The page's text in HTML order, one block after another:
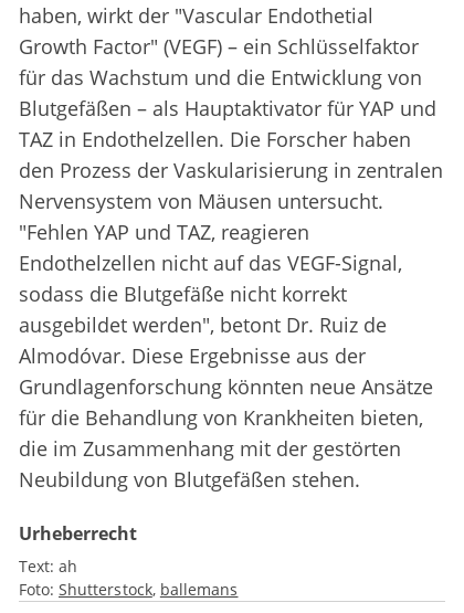
haben, wirkt der "Vascular Endothetial
Growth Factor" (VEGF) – ein Schlüsselfaktor
für das Wachstum und die Entwicklung von
Blutgefäßen – als Hauptaktivator für YAP und
TAZ in Endothelzellen. Die Forscher haben
den Prozess der Vaskularisierung in zentralen
Nervensystem von Mäusen untersucht.
"Fehlen YAP und TAZ, reagieren
Endothelzellen nicht auf das VEGF-Signal,
sodass die Blutgefäße nicht korrekt
ausgebildet werden", betont Dr. Ruiz de
Almodóvar. Diese Ergebnisse aus der
Grundlagenforschung könnten neue Ansätze
für die Behandlung von Krankheiten bieten,
die im Zusammenhang mit der gestörten
Neubildung von Blutgefäßen stehen.
Urheberrecht
Text: ah
Foto: Shutterstock ballemans